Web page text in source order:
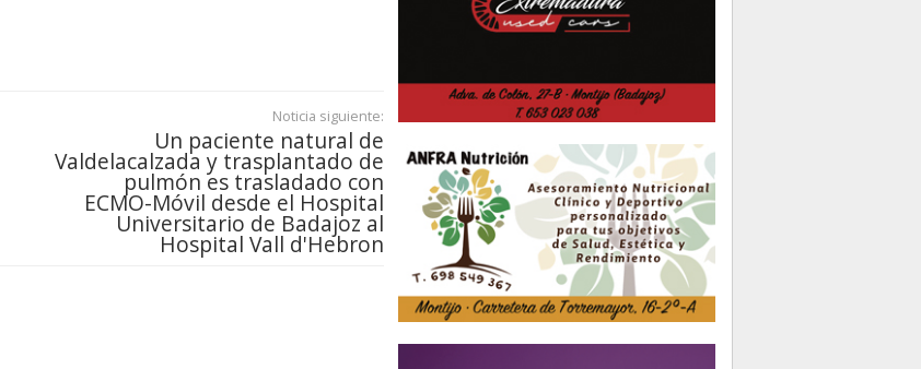
Noticia siguiente:
Un paciente natural de
Valdelacalzada y trasplantado de
pulmón es trasladado con
ECMO-Móvil desde el Hospital
Universitario de Badajoz al
Hospital Vall d'Hebron